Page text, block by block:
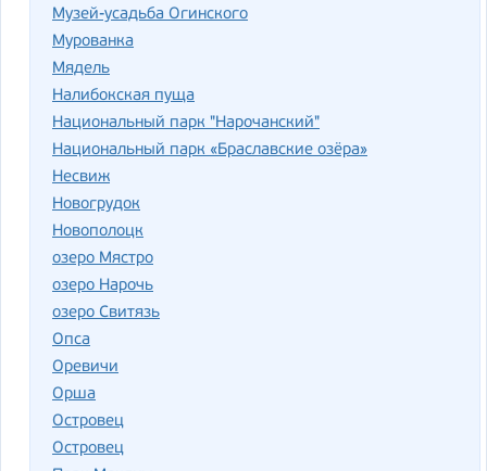
Музей-усадьба Огинского
Мурованка
Мядель
Налибокская пуща
Национальный парк "Нарочанский"
Национальный парк «Браславские озёра»
Несвиж
Новогрудок
Новополоцк
озеро Мястро
озеро Нарочь
озеро Свитязь
Опса
Оревичи
Орша
Ост­ро­вец
Островец